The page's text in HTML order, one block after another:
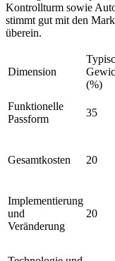
Kontrollturm sowie
stimmt gut mit den
überein.
Dimension
(%)
Funktionelle
Passform
35
Gesamtkosten 20
Implementierung
und
Veränderung
20